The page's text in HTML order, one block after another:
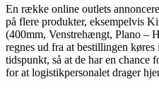
En række online outlets
på flere produkter, eksempelvis
(400mm, Venstrehængt, Plano –
regnes ud fra at bestillingen
tidspunkt, så at de har en chance
for at logistikpersonalet drager